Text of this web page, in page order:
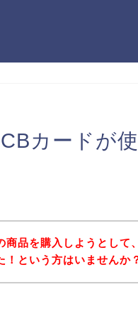
カードが
商品を購入しようとして
！という方はいませんか